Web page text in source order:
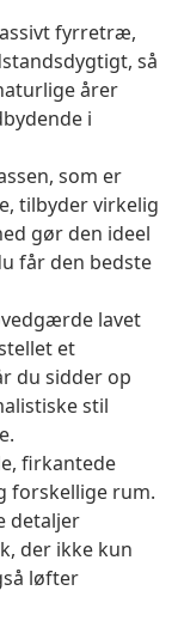
fyrretræ,
så
årer
i
som er
tilbyder virkelig
gør den ideel
får den bedste
lavet
et
du sidder op
stil
firkantede
forskellige rum.
detaljer
der ikke kun
løfter